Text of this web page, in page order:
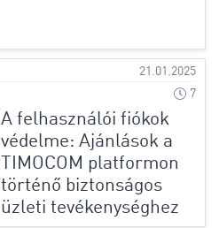
21.01.2025
7
A felhasználói fiókok
védelme: Ajánlások a
TIMOCOM platformon
történő biztonságos
üzleti tevékenységhez